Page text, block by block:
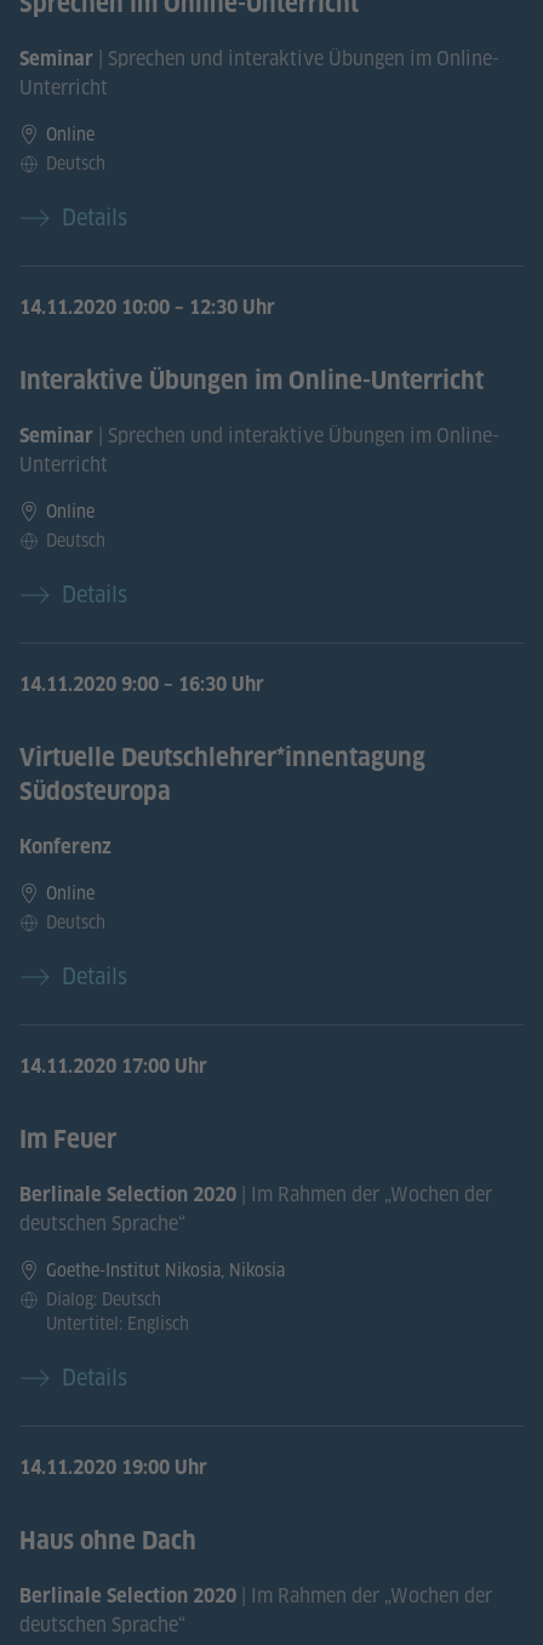
Seminar | Sprechen und interaktive Übungen im Online-
Unterricht
Online
Deutsch
Details
14.11.2020 10:00 – 12:30 Uhr
Interaktive Übungen im Online-Unterricht
Seminar | Sprechen und interaktive Übungen im Online-
Unterricht
Online
Deutsch
Details
14.11.2020 9:00 – 16:30 Uhr
Virtuelle Deutschlehrer*innentagung
Südosteuropa
Konferenz
Online
Deutsch
Details
14.11.2020 17:00 Uhr
Im Feuer
Berlinale Selection 2020 | Im Rahmen der „Wochen der
deutschen Sprache“
Goethe-Institut Nikosia, Nikosia
Dialog: Deutsch
Untertitel: Englisch
Details
14.11.2020 19:00 Uhr
Haus ohne Dach
Berlinale Selection 2020 | Im Rahmen der „Wochen der
deutschen Sprache“